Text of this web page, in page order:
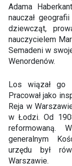
Adama
nauczał
dziewcząt,
nauczycielem
Semadeni w
Wenordenów.
Los wiązał go
Pracował jako
Reja w
w Łodzi. Od
reformowaną.
generalnym
urzędu był
Warszawie.